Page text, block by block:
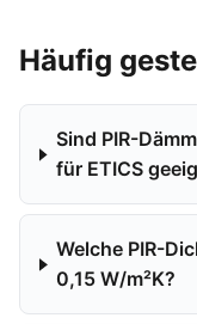
Häufig
Sind PIR-
für ETICS
Welche PIR-
0,15 W/m²K?